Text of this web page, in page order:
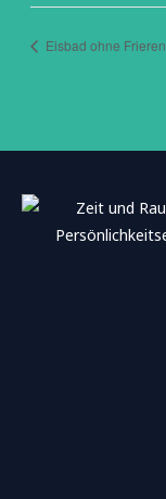
Eisbad ohne Frieren